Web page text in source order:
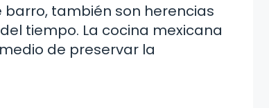
barro, también son herencias
tiempo. La cocina mexicana
de preservar la